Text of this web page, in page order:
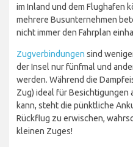
im Inland und dem Flughafen
mehrere Busunternehmen
nicht immer den Fahrplan
Zugverbindungen sind
der Insel nur fünfmal und
werden. Während die
Zug) ideal für Besichtigungen
kann, steht die pünktliche
Rückflug zu erwischen,
kleinen Zuges!